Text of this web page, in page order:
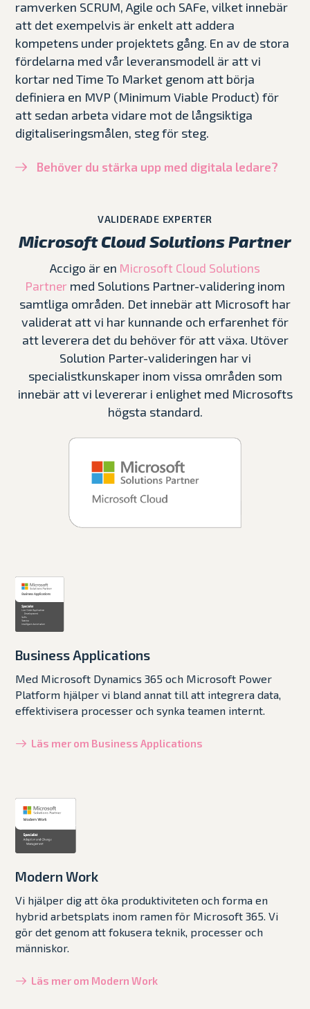
ramverken SCRUM, Agile och SAFe, vilket innebär
att det exempelvis är enkelt att addera
kompetens under projektets gång. En av de stora
fördelarna med vår leveransmodell är att vi
kortar ned Time To Market genom att börja
definiera en MVP (Minimum Viable Product) för
att sedan arbeta vidare mot de långsiktiga
digitaliseringsmålen, steg för steg.
Behöver du stärka upp med digitala ledare?
VALIDERADE EXPERTER
Microsoft Cloud Solutions Partner
Accigo är en Microsoft Cloud Solutions
Partner med Solutions Partner-validering inom
samtliga områden. Det innebär att Microsoft har
validerat att vi har kunnande och erfarenhet för
att leverera det du behöver för att växa. Utöver
Solution Parter-valideringen har vi
specialistkunskaper inom vissa områden som
innebär att vi levererar i enlighet med Microsofts
högsta standard.
Business Applications
Med Microsoft Dynamics 365 och Microsoft Power
Platform hjälper vi bland annat till att integrera data,
effektivisera processer och synka teamen internt.
Läs mer om Business Applications
Modern Work
Vi hjälper dig att öka produktiviteten och forma en
hybrid arbetsplats inom ramen för Microsoft 365. Vi
gör det genom att fokusera teknik, processer och
människor.
Läs mer om Modern Work